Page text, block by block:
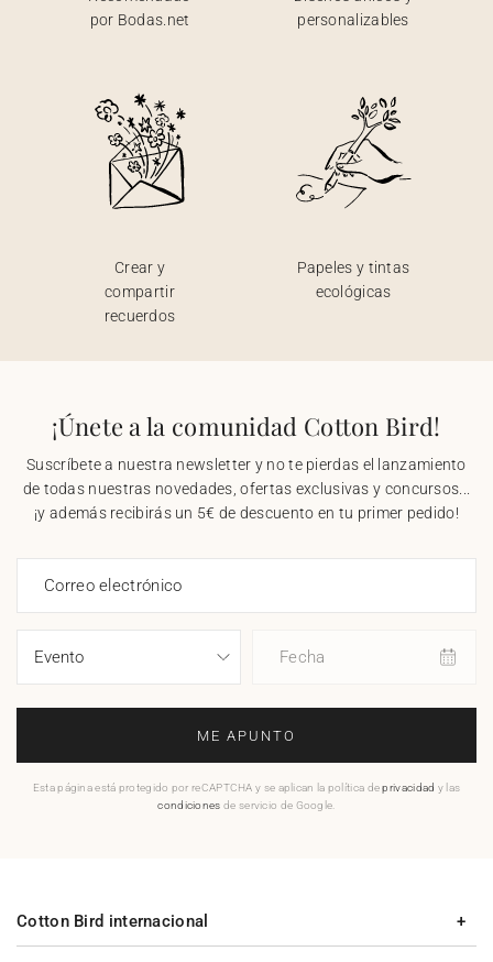
por Bodas.net
personalizables
Crear y
compartir
recuerdos
Papeles y tintas
ecológicas
¡Únete a la comunidad Cotton Bird!
Suscríbete a nuestra newsletter y no te pierdas el lanzamiento
de todas nuestras novedades, ofertas exclusivas y concursos...
¡y además recibirás un 5€ de descuento en tu primer pedido!
Correo electrónico
Fecha
ME APUNTO
Esta página está protegido por reCAPTCHA y se aplican la política deprivacidad y las
condiciones de servicio de Google.
Cotton Bird internacional